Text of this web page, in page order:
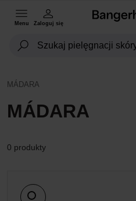
Menu Zaloguj się
MÁDARA
MÁDARA
0 produkty